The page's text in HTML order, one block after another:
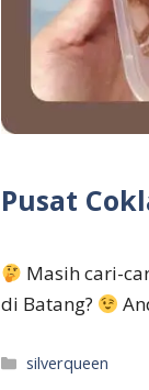
Pusat
Masih cari-
di Batang?
Kategori
silverqueen